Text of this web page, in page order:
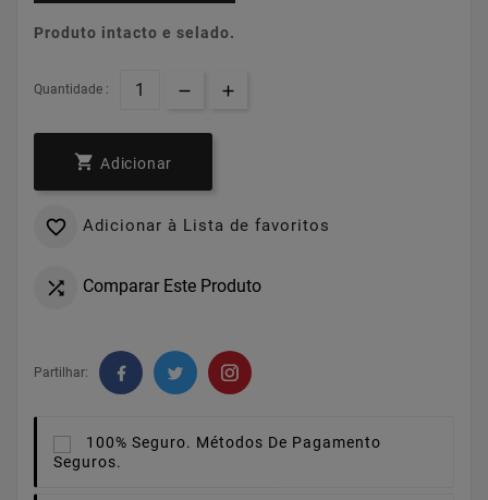
Produto intacto e selado.
Quantidade :
 Adicionar
 Adicionar à Lista de favoritos
 Comparar Este Produto
Partilhar:
100% Seguro. Métodos De Pagamento
Seguros.